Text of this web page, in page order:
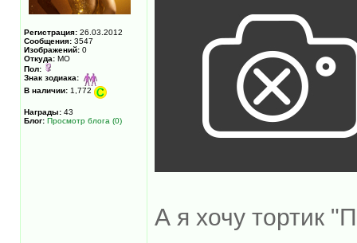
Регистрация: 26.03.2012
Сообщения: 3547
Изображений: 0
Откуда: МО
Пол:
Знак зодиака:
В наличии: 1,772
Награды: 43
Блог: Просмотр блога (0)
А я хочу тортик